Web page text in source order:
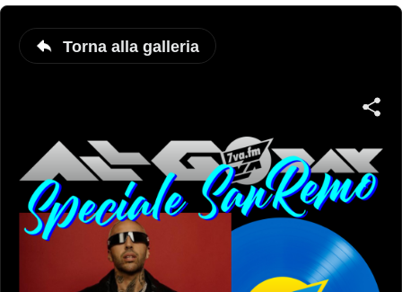
Torna alla galleria